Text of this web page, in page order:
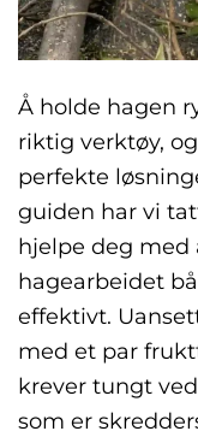
Å holde hagen
riktig verktøy,
perfekte
guiden har vi
hjelpe deg med
hagearbeidet
effektivt.
med et par
krever tungt
som er